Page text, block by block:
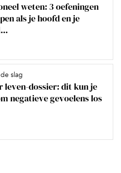
weten: 3 oefeningen
als je hoofd en je
slag
leven-dossier: dit kun je
negatieve gevoelens los